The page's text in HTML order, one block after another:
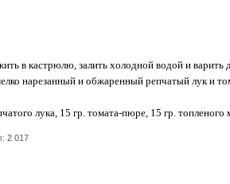
в кастрюлю, залить холодной водой и варить
нарезанный и обжаренный репчатый лук и
лука, 15 гр. томата-пюре, 15 гр. топленого
2 017